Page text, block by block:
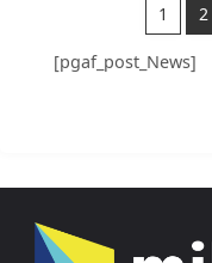
1 2
[pgaf_post_News]